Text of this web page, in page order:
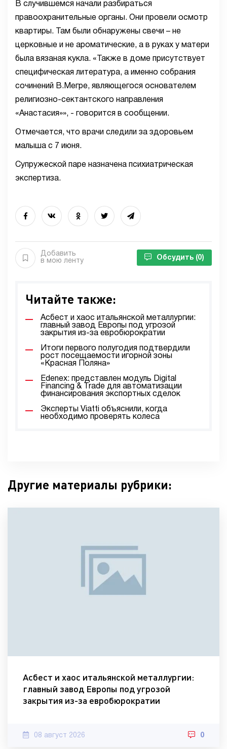
В случившемся начали разбираться
правоохранительные органы. Они провели осмотр
квартиры. Там были обнаружены свечи – не
церковные и не ароматические, а в руках у матери
была вязаная кукла. «Также в доме присутствует
специфическая литература, а именно собрания
сочинений В.Мегре, являющегося основателем
религиозно-сектантского направления
«Анастасия»», - говорится в сообщении.
Отмечается, что врачи следили за здоровьем
малыша с 7 июня.
Супружеской паре назначена психиатрическая
экспертиза.
Добавить
в мою ленту
Обсудить (0)
Читайте также:
Асбест и хаос итальянской металлургии:
главный завод Европы под угрозой
закрытия из-за евробюрократии
Итоги первого полугодия подтвердили
рост посещаемости игорной зоны
«Красная Поляна»
Edenex: представлен модуль Digital
Financing & Trade для автоматизации
финансирования экспортных сделок
Эксперты Viatti объяснили, когда
необходимо проверять колеса
Другие материалы рубрики:
Асбест и хаос итальянской металлургии:
главный завод Европы под угрозой
закрытия из-за евробюрократии
08 август 2026 0